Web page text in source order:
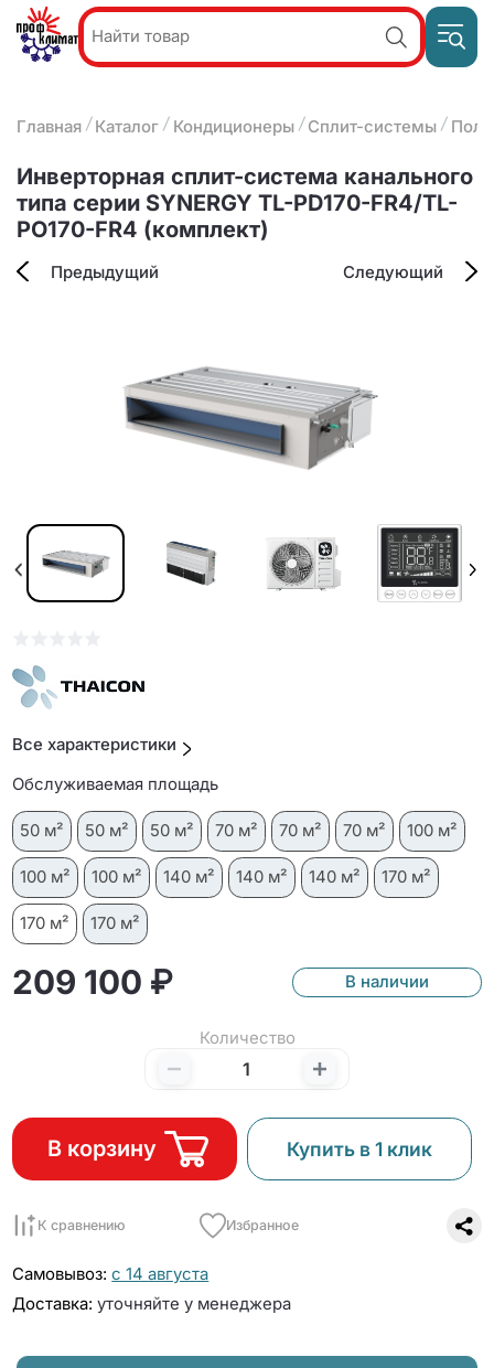
Акции и
О компании
Наши услуги
Оплата и доставка
Контакты
8
25-
93-63
Главная Каталог Кондиционеры Сплит-системы
Инверторная сплит-система канального
типа серии SYNERGY TL-PD170-FR4/TL-
PO170-FR4 (комплект)
Предыдущий Следующий
Все характеристики
Обслуживаемая площадь
50 м² 50 м² 50 м² 70 м² 70 м² 70 м² 100 м²
100 м² 100 м² 140 м² 140 м² 140 м² 170 м²
170 м² 170 м²
209 100 ₽ В наличии
Количество
В корзину Купить в 1 клик
К сравнению Избранное
Самовывоз: с 14 августа
Доставка: уточняйте у менеджера